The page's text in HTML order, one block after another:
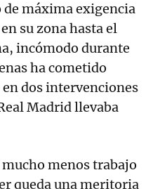
de máxima exigencia
su zona hasta el
incómodo durante
ha cometido
en dos intervenciones
Madrid llevaba
menos trabajo
queda una meritoria